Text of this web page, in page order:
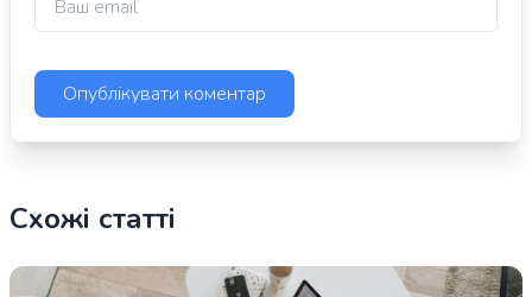
Схожі статті